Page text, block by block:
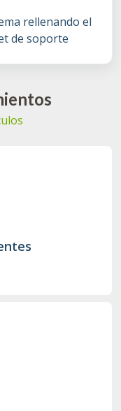
rellenando el
de soporte